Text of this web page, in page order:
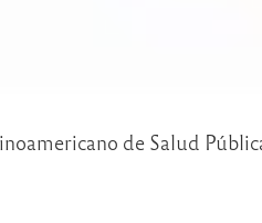
de Salud